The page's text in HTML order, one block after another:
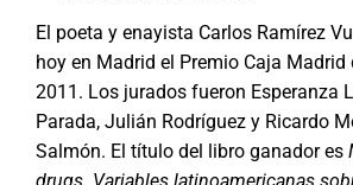
El poeta y enayista Carlos Ramírez
hoy en Madrid el Premio Caja Madrid
2011. Los jurados fueron Esperanza
Parada, Julián Rodríguez y Ricardo
Salmón. El título del libro ganador es